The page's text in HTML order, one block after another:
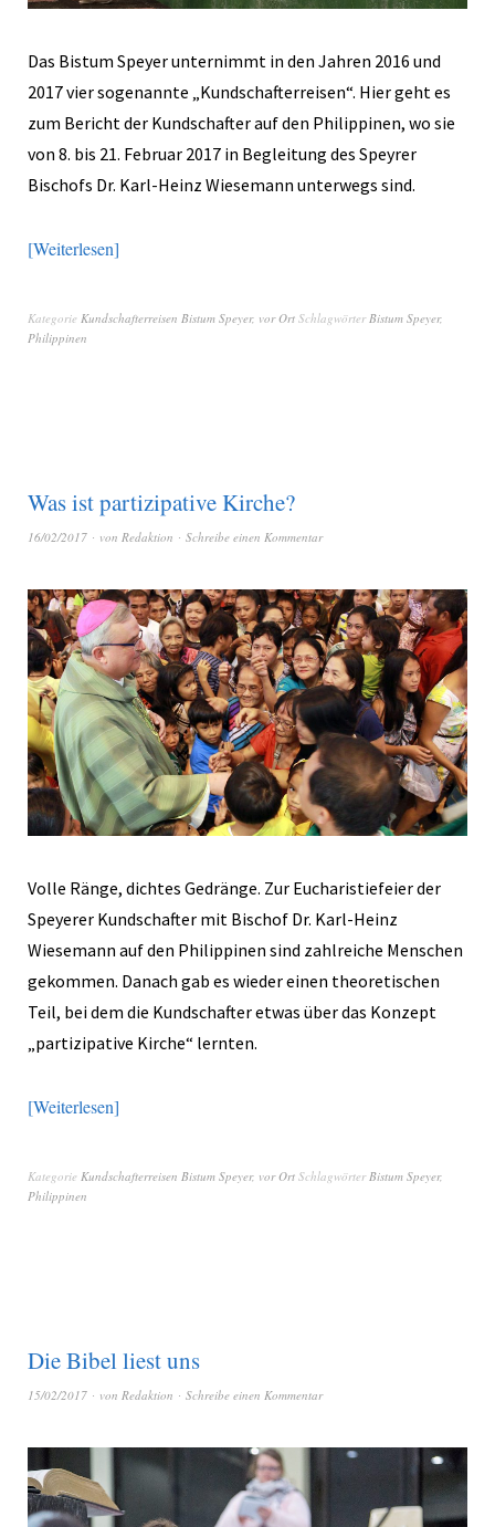
Das Bistum Speyer unternimmt in den Jahren 2016 und
2017 vier sogenannte „Kundschafterreisen“. Hier geht es
zum Bericht der Kundschafter auf den Philippinen, wo sie
von 8. bis 21. Februar 2017 in Begleitung des Speyrer
Bischofs Dr. Karl-Heinz Wiesemann unterwegs sind.
Weiterlesen
Kategorie Kundschafterreisen Bistum Speyer, vor Ort Schlagwörter Bistum Speyer,
Philippinen
Was ist partizipative Kirche?
16/02/2017 von Redaktion Schreibe einen Kommentar
Volle Ränge, dichtes Gedränge. Zur Eucharistiefeier der
Speyerer Kundschafter mit Bischof Dr. Karl-Heinz
Wiesemann auf den Philippinen sind zahlreiche Menschen
gekommen. Danach gab es wieder einen theoretischen
Teil, bei dem die Kundschafter etwas über das Konzept
„partizipative Kirche“ lernten.
Weiterlesen
Kategorie Kundschafterreisen Bistum Speyer, vor Ort SchlagwörterBistum Speyer,
Philippinen
Die Bibel liest uns
15/02/2017 von Redaktion Schreibe einen Kommentar